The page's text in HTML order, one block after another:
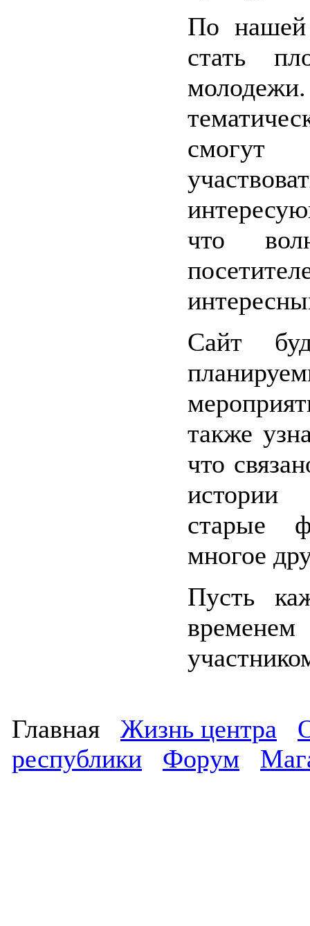
По нашей
стать
смогут
что
Сайт
также
что
истории
старые
многое
Пусть
Главная Жизнь центра
республики
Форум